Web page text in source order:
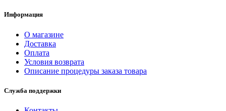
Информация
О магазине
Доставка
Оплата
Условия возврата
Описание процедуры заказа товара
Служба поддержки